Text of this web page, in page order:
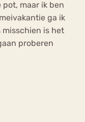
maar ik ben
ga ik
misschien is het
proberen